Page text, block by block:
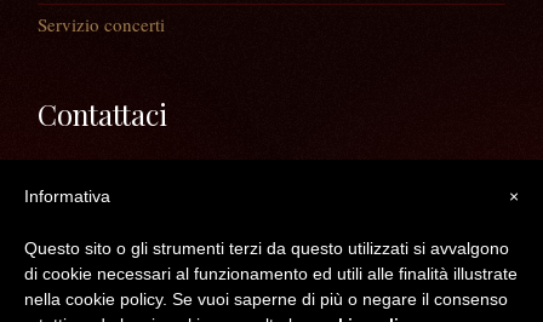
Servizio concerti
Contattaci
30020 Noventa di Piave (VE)
Mail: info@longatopianoforti.it
ORARI DEL NEGOZIO
×
Informativa
Questo sito o gli strumenti terzi da questo utilizzati si avvalgono
di cookie necessari al funzionamento ed utili alle finalità illustrate
nella cookie policy. Se vuoi saperne di più o negare il consenso